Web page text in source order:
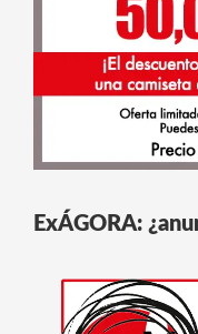
ExÁGORA: